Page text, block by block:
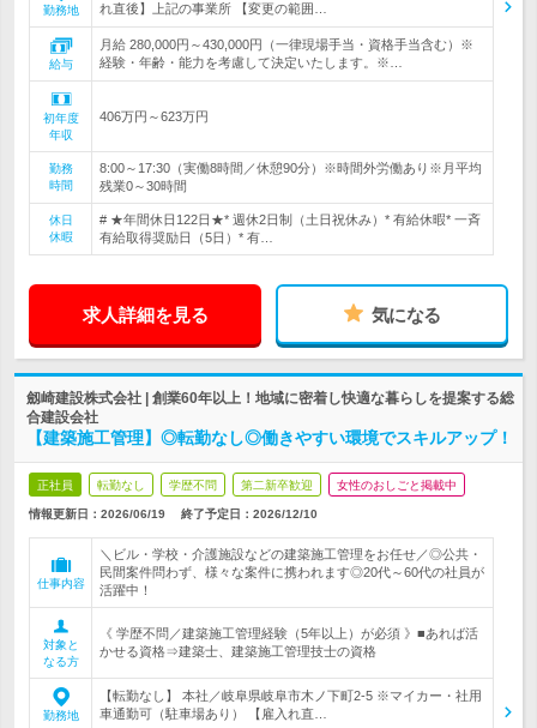
勤務地
れ直後】上記の事業所 【変更の範囲…
給与
月給 280,000円～430,000円（一律現場手当・資格手当含む）※
経験・年齢・能力を考慮して決定いたします。※…
初年度
年収
406万円～623万円
勤務
時間
8:00～17:30（実働8時間／休憩90分）※時間外労働あり※月平均
残業0～30時間
休日
休暇
# ★年間休日122日★* 週休2日制（土日祝休み）* 有給休暇* 一斉
有給取得奨励日（5日）* 有…
求人詳細を見る 気になる
劔崎建設株式会社 | 創業60年以上！地域に密着し快適な暮らしを提案する総
合建設会社
【建築施工管理】◎転勤なし◎働きやすい環境でスキルアップ！
正社員 転勤なし 学歴不問 第二新卒歓迎 女性のおしごと掲載中
情報更新日：2026/06/19 終了予定日： 2026/12/10
仕事内容
＼ビル・学校・介護施設などの建築施工管理をお任せ／◎公共・
民間案件問わず、様々な案件に携われます◎20代～60代の社員が
活躍中！
対象と
なる方
《 学歴不問／建築施工管理経験（5年以上）が必須 》■あれば活
かせる資格⇒建築士、建築施工管理技士の資格
勤務地
【転勤なし】 本社／岐阜県岐阜市木ノ下町2-5 ※マイカー・社用
車通勤可（駐車場あり） 【雇入れ直…